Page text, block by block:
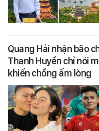
Quang Hải nhận bão
Thanh Huyền chỉ nói
khiến chồng ấm lòng